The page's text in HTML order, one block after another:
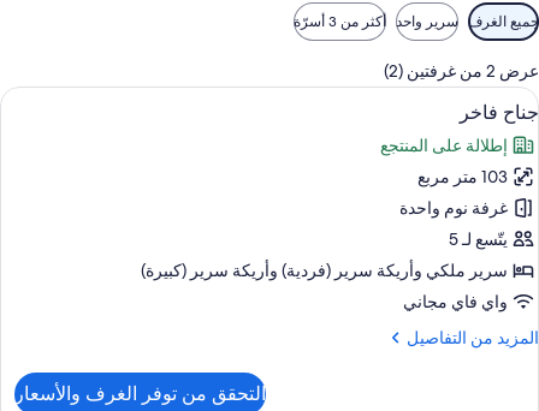
الغرف سرير واحد أكثر من 3 أسرّة
من غرفتين (2)
10فاخر
إطلالة على المنتجع
103 متر مربع
غرفة نوم واحدة
يتّسع لـ 5
سرير ملكي‫‬ وأريكة سرير (فردية)‫‬ وأريكة سرير (كبيرة)
واي فاي مجاني
من التفاصيل
التحقق من توفر الغرف والأسعار